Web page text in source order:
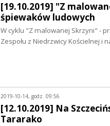
[19.10.2019] "Z
śpiewaków ludowych
W cyklu "Z malowanej Skrzyni" -
Zespołu z Niedrzwicy Kościelnej i
2019-10-14, godz. 09:56
[12.10.2019] Na
Tararako